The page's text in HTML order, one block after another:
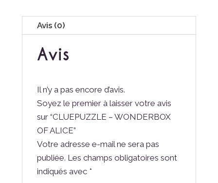
Avis (0)
Avis
Il n’y a pas encore d’avis.
Soyez le premier à laisser votre avis
sur “CLUEPUZZLE – WONDERBOX
OF ALICE”
Votre adresse e-mail ne sera pas
publiée. Les champs obligatoires sont
indiqués avec *